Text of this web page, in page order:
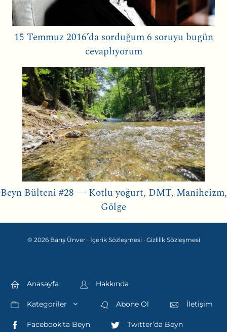
15 Temmuz 2016’da sorduğum 6 soruyu bugün
cevaplıyorum
Beyn Bülteni #28 — Kotlu yoğurt, DMT, Maniheizm,
Gölge
© 2026 Barış Ünver · İçerik Sözleşmesi · Gizlilik Sözleşmesi
Anasayfa Hakkında
Kategoriler Abone Ol İletişim
Facebook’ta Beyn Twitter’da Beyn